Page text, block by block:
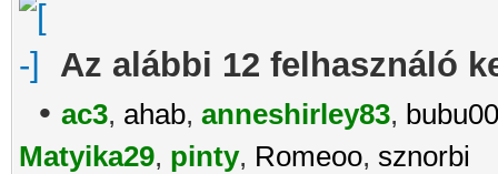
Az alábbi 12 felhasználó
• ac3, ahab, anneshirley83,
Matyika29, pinty, Romeoo, sznorbi